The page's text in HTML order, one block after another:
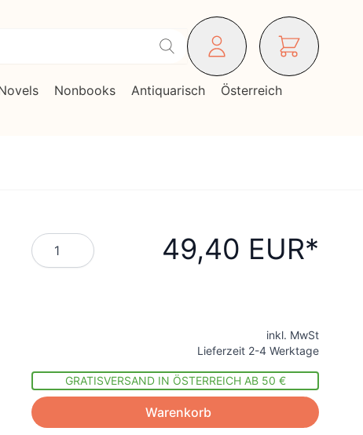
Nonbooks Antiquarisch
Österreich
Menge 49,40 EUR
inkl. MwSt
Lieferzeit 2-4 Werktage
GRATISVERSAND IN ÖSTERREICH AB 50 €
Warenkorb